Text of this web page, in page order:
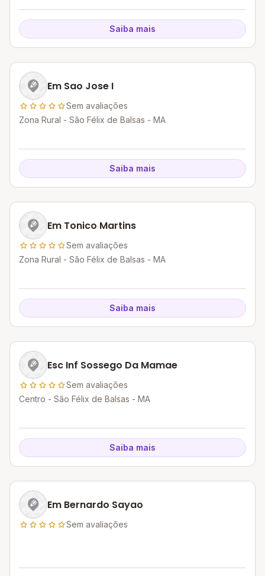
Saiba mais
Em Sao Jose I
Sem avaliações
Zona Rural - São Félix de Balsas - MA
Saiba mais
Em Tonico Martins
Sem avaliações
Zona Rural - São Félix de Balsas - MA
Saiba mais
Esc Inf Sossego Da Mamae
Sem avaliações
Centro - São Félix de Balsas - MA
Saiba mais
Em Bernardo Sayao
Sem avaliações